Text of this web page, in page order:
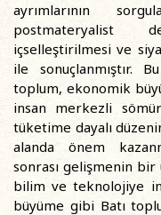
ayrımlarının
postmateryalist
içselleştirilmesi ve
ile sonuçlanmıştır.
toplum, ekonomik
insan merkezli
tüketime dayalı
alanda önem
sonrası gelişmenin bir
bilim ve teknolojiye
büyüme gibi Batı